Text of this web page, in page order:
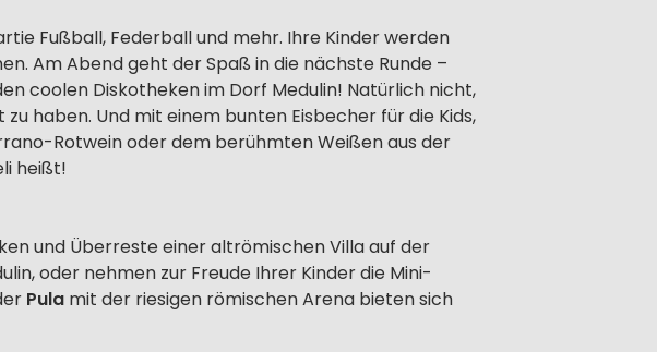
Fußball, Federball und mehr. Ihre Kinder werden
Am Abend geht der Spaß in die nächste Runde –
coolen Diskotheken im Dorf Medulin! Natürlich nicht,
haben. Und mit einem bunten Eisbecher für die Kids,
Rotwein oder dem berühmten Weißen aus der
heißt!
und Überreste einer altrömischen Villa auf der
oder nehmen zur Freude Ihrer Kinder die Mini-
Pula mit der riesigen römischen Arena bieten sich